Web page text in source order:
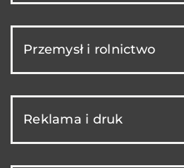
Przemysł i rolnictwo
Reklama i druk